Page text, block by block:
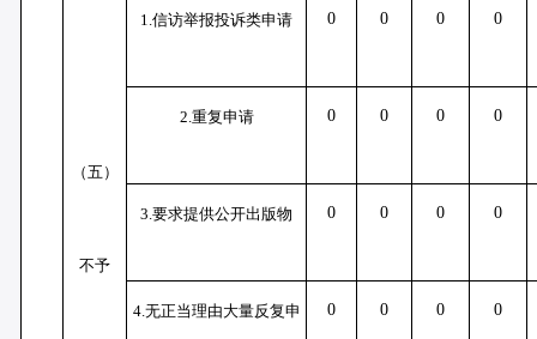
（五）
不予
1.信访举报投诉类申请 0 0 0 0
2.重复申请 0 0 0 0
3.要求提供公开出版物 0 0 0 0
4.无正当理由大量反复申 0 0 0 0